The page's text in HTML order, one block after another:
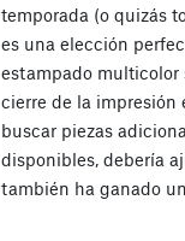
temporada (o quizás
es una elección
estampado multicolor
cierre de la
buscar piezas
disponibles, debería
también ha ganado un